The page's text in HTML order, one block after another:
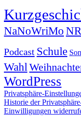
NaNoWriMo
Podcast Schule
Wahl
WordPress
Privatsphäre-
Historie der
Einwilligungen